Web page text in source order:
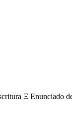
Ξ Enunciado